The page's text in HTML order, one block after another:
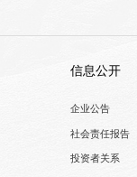
信息公开
企业公告
社会责任报告
投资者关系